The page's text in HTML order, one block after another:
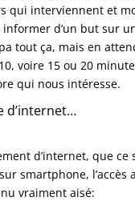
qui interviennent et
informer d’un but sur
tout ça, mais en
voire 15 ou 20
qui nous intéresse.
d’internet…
d’internet, que ce
smartphone, l’accès
vraiment aisé: